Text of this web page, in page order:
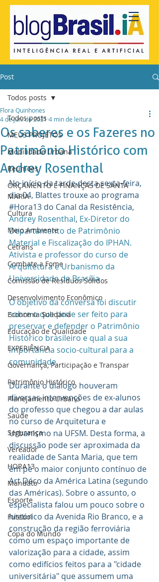
Post
Todos posts
MEUS PROJETOS
Mobilidade Urbana
Reuniões
ORÇAMENTO E FINANÇAS DE SANTA
MARIA
Cultura
Meio Ambiente
Cetrans
Combate a Fome
Comissão de Resíduos Sólidos
Desenvolvimento Econômico
Economia Solidária
Educação de Qualidade
EXPERIÊNCIA
Governança, Participação e Transpar
Patrimônio Histórico
Planejamento Urbano
Saúde
Segurança
Vereador
HORA13
Mandato
Esporte
Futebol
Copa do Mundo
Todos posts
Os saberes e os Fazeres no
Patrimônio Histórico com
Andrey Rosenthal
Flora Quinhones
4 de jun. de 2021 4 min de leitura
No início da tarde desta sexta-feira,
dia 04, Blattes trouxe ao programa
#Hora13 do Canal da Resistência,
Andrey Rosenthal, Ex-Diretor do
Departamento de Patrimônio
Material e Fiscalização do IPHAN.
Ativista e professor do curso de
Arquitetura e Urbanismo da
Universidade de Brasília
O objetivo da conversa foi discutir
sobre o que pode ser feito para
preservar e defender o Patrimônio
Histórico brasileiro e qual a sua
importância socio-cultural para a
comunidade.
Durante o diálogo houveram
diversas intervenções de ex-alunos
do professo que chegou a dar aulas
no curso de Arquitetura e
Urbanismo na UFSM. Desta forma, a
discussão pode ser aproximada da
realidade de Santa Maria, que tem
em pé o maior conjunto contínuo de
Art Déco da América Latina (segundo
das Américas). Sobre o assunto, o
especialista falou um pouco sobre o
histórico da Avenida Rio Branco, e a
construção da região ferroviária
como um espaço importante de
valorização para a cidade, assim
como edifícios feitos para a "cidade
universitária" que assumem uma